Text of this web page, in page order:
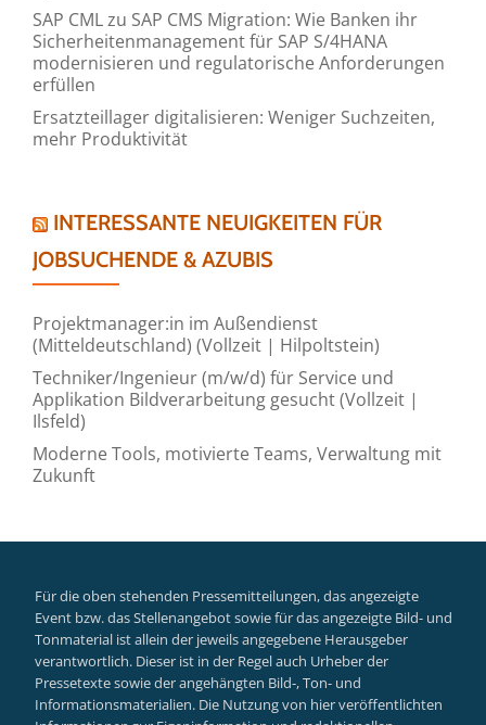
SAP CML zu SAP CMS Migration: Wie Banken ihr
Sicherheitenmanagement für SAP S/4HANA
modernisieren und regulatorische Anforderungen
erfüllen
Ersatzteillager digitalisieren: Weniger Suchzeiten,
mehr Produktivität
INTERESSANTE NEUIGKEITEN FÜR
JOBSUCHENDE & AZUBIS
Projektmanager:in im Außendienst
(Mitteldeutschland) (Vollzeit | Hilpoltstein)
Techniker/Ingenieur (m/w/d) für Service und
Applikation Bildverarbeitung gesucht (Vollzeit |
Ilsfeld)
Moderne Tools, motivierte Teams, Verwaltung mit
Zukunft
Für die oben stehenden Pressemitteilungen, das angezeigte
Event bzw. das Stellenangebot sowie für das angezeigte Bild- und
Tonmaterial ist allein der jeweils angegebene Herausgeber
verantwortlich. Dieser ist in der Regel auch Urheber der
Pressetexte sowie der angehängten Bild-, Ton- und
Informationsmaterialien. Die Nutzung von hier veröffentlichten